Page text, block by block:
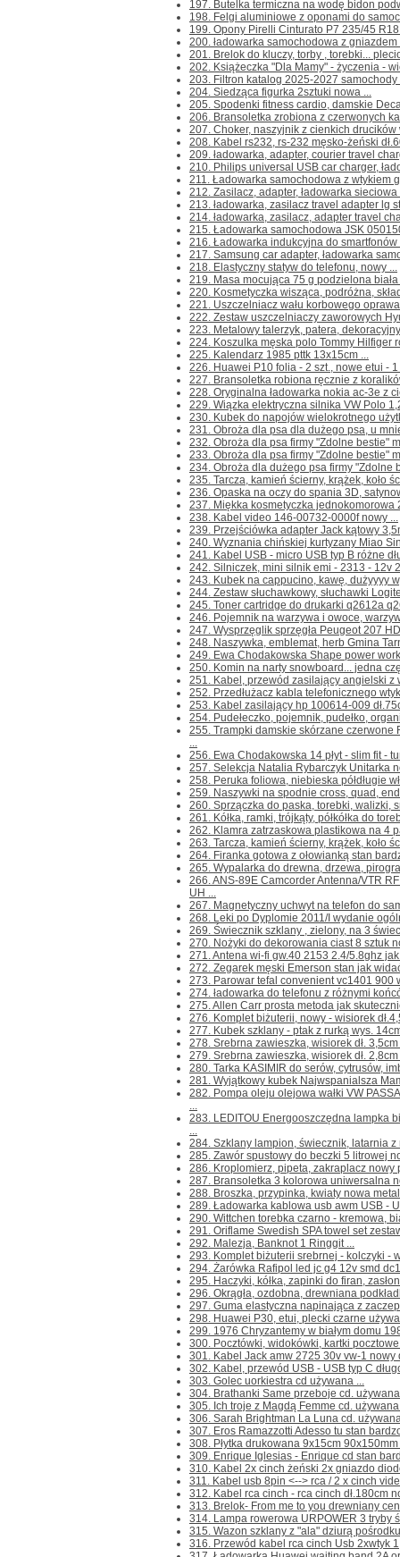
197. Butelka termiczna na wodę bidon
198. Felgi aluminiowe z oponami do
199. Opony Pirelli Cinturato P7 235/45
200. ładowarka samochodowa z
201. Brelok do kluczy, torby , torebki...
202. Książeczka "Dla Mamy" - życzenia -
203. Filtron katalog 2025-2027
204. Siedząca figurka 2sztuki nowa ...
205. Spodenki fitness cardio, damskie
206. Bransoletka zrobiona z czerwonych
207. Choker, naszyjnik z cienkich drucików
208. Kabel rs232, rs-232 męsko-żeński
209. ładowarka, adapter, courier travel
210. Philips universal USB car charger,
211. Ładowarka samochodowa z wtykiem
212. Zasilacz, adapter, ładowarka
213. ładowarka, zasilacz travel adapter lg
214. ładowarka, zasilacz, adapter travel
215. Ładowarka samochodowa JSK
216. Ładowarka indukcyjna do
217. Samsung car adapter, ładowarka
218. Elastyczny statyw do telefonu, nowy ...
219. Masa mocująca 75 g podzielona
220. Kosmetyczka wisząca, podróżna,
221. Uszczelniacz wału korbowego
222. Zestaw uszczelniaczy zaworowych
223. Metalowy talerzyk, patera,
224. Koszulka męska polo Tommy Hilfiger
225. Kalendarz 1985 pttk 13x15cm ...
226. Huawei P10 folia - 2 szt., nowe etui -
227. Bransoletka robiona ręcznie z
228. Oryginalna ładowarka nokia ac-3e z
229. Wiązka elektryczna silnika VW Polo
230. Kubek do napojów wielokrotnego
231. Obroża dla psa dla dużego psa, u
232. Obroża dla psa firmy "Zdolne bestie"
233. Obroża dla psa firmy "Zdolne bestie"
234. Obroża dla dużego psa firmy "Zdolne
235. Tarcza, kamień ścierny, krążek, koło
236. Opaska na oczy do spania 3D,
237. Miękka kosmetyczka jednokomorowa
238. Kabel video 146-00732-0000f nowy ...
239. Przejściówka adapter Jack kątowy
240. Wyznania chińskiej kurtyzany Miao
241. Kabel USB - micro USB typ B różne
242. Silniczek, mini silnik emi - 2313 - 12v
243. Kubek na cappucino, kawę, dużyyyy
244. Zestaw słuchawkowy, słuchawki
245. Toner cartridge do drukarki q2612a
246. Pojemnik na warzywa i owoce,
247. Wysprzęglik sprzęgła Peugeot 207
248. Naszywka, emblemat, herb Gmina
249. Ewa Chodakowska Shape power
250. Komin na narty snowboard... jedna
251. Kabel, przewód zasilający angielski z
252. Przedłużacz kabla telefonicznego
253. Kabel zasilający hp 100614-009
254. Pudełeczko, pojemnik, pudełko,
255. Trampki damskie skórzane czerwone
...
256. Ewa Chodakowska 14 płyt - slim fit -
257. Selekcja Natalia Rybarczyk Unitarka
258. Peruka foliowa, niebieska półdługie
259. Naszywki na spodnie cross, quad,
260. Sprzączka do paska, torebki, walizki,
261. Kółka, ramki, trójkąty, półkółka do
262. Klamra zatrzaskowa plastikowa na 4
263. Tarcza, kamień ścierny, krążek, koło
264. Firanka gotowa z ołowianką stan
265. Wypalarka do drewna, drzewa,
266. ANS-89E Camcorder Antenna/VTR
UH ...
267. Magnetyczny uchwyt na telefon do
268. Leki po Dyplomie 2011/I wydanie
269. Świecznik szklany , zielony, na 3
270. Nożyki do dekorowania ciast 8 sztuk
271. Antena wi-fi gw.40 2153 2.4/5.8ghz
272. Zegarek męski Emerson stan jak
273. Parowar tefal convenient vc1401 900
274. ładowarka do telefonu z różnymi
275. Allen Carr prosta metoda jak
276. Komplet biżuterii, nowy - wisiorek
277. Kubek szklany - ptak z rurką wys.
278. Srebrna zawieszka, wisiorek dł.
279. Srebrna zawieszka, wisiorek dł.
280. Tarka KASIMIR do serów, cytrusów,
281. Wyjątkowy kubek Najwspanialsza
282. Pompa oleju olejowa wałki VW
...
283. LEDITOU Energooszczędna lampka
...
284. Szklany lampion, świecznik, latarnia z
285. Zawór spustowy do beczki 5 litrowej
286. Kroplomierz, pipeta, zakraplacz nowy
287. Bransoletka 3 kolorowa uniwersalna
288. Broszka, przypinka, kwiaty nowa
289. Ładowarka kablowa usb awm USB -
290. Wittchen torebka czarno - kremowa,
291. Oriflame Swedish SPA towel set
292. Malezja, Banknot 1 Ringgit ...
293. Komplet biżuterii srebrnej - kolczyki -
294. Żarówka Rafipol led jc g4 12v smd
295. Haczyki, kółka, zapinki do firan,
296. Okrągła, ozdobna, drewniana
297. Guma elastyczna napinająca z
298. Huawei P30, etui, plecki czarne
299. 1976 Chryzantemy w białym domu
300. Pocztówki, widokówki, kartki
301. Kabel Jack amw 2725 30v vw-1 nowy
302. Kabel, przewód USB - USB typ C
303. Golec uorkiestra cd używana ...
304. Brathanki Same przeboje cd.
305. Ich troje z Magdą Femme cd. używana
306. Sarah Brightman La Luna cd.
307. Eros Ramazzotti Adesso tu stan
308. Płytka drukowana 9x15cm
309. Enrique Iglesias - Enrique cd stan
310. Kabel 2x cinch żeński 2x gniazdo
311. Kabel usb 8pin <--> rca / 2 x cinch
312. Kabel rca cinch - rca cinch dł.180cm
313. Brelok- From me to you drewniany
314. Lampa rowerowa URPOWER 3 tryby
315. Wazon szklany z "ala" dziurą
316. Przewód kabel rca cinch Usb 2xwtyk